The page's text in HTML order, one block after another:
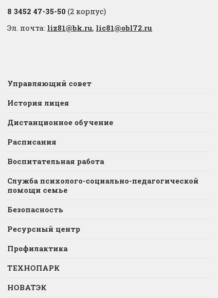
8 3452 47-35-50 (2 корпус)
Эл. почта: liz81@bk.ru, lic81@obl72.ru
Управляющий совет
История лицея
Дистанционное обучение
Расписания
Воспитательная работа
Служба психолого-социально-педагогической
помощи семье
Безопасность
Ресурсный центр
Профилактика
ТЕХНОПАРК
НОВАТЭК